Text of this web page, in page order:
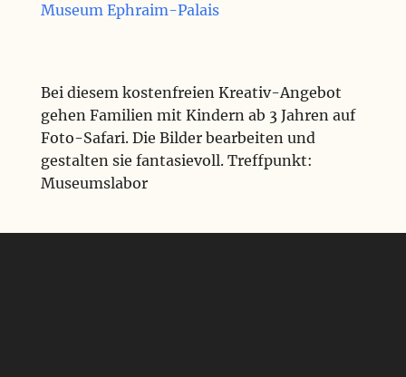
Museum Ephraim-Palais
Bei diesem kostenfreien Kreativ-Angebot
gehen Familien mit Kindern ab 3 Jahren auf
Foto-Safari. Die Bilder bearbeiten und
gestalten sie fantasievoll. Treffpunkt:
Museumslabor